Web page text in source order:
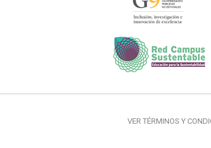
VER TÉRMINOS Y